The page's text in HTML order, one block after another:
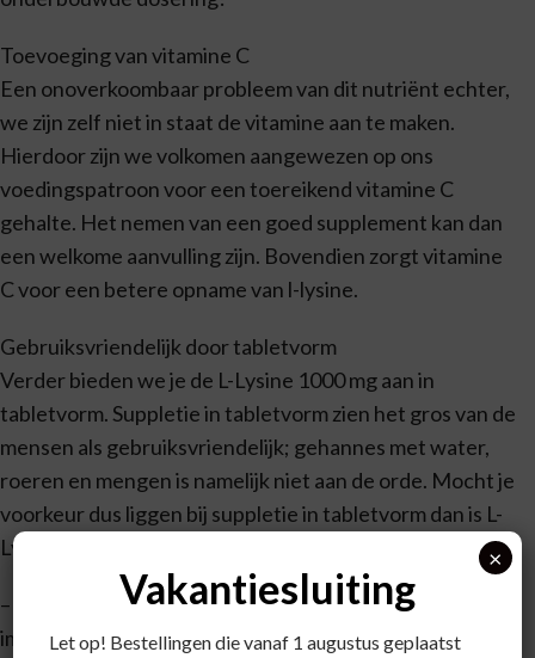
Toevoeging van vitamine C
Een onoverkoombaar probleem van dit nutriënt echter,
we zijn zelf niet in staat de vitamine aan te maken.
Hierdoor zijn we volkomen aangewezen op ons
voedingspatroon voor een toereikend vitamine C
gehalte. Het nemen van een goed supplement kan dan
een welkome aanvulling zijn. Bovendien zorgt vitamine
C voor een betere opname van l-lysine.
Gebruiksvriendelijk door tabletvorm
Verder bieden we je de L-Lysine 1000 mg aan in
tabletvorm. Suppletie in tabletvorm zien het gros van de
mensen als gebruiksvriendelijk; gehannes met water,
roeren en mengen is namelijk niet aan de orde. Mocht je
voorkeur dus liggen bij suppletie in tabletvorm dan is L-
Lysine 1000 een uitstekende keuze!
– Vitamine C heeft een positieve invloed op het
immuunsysteem
Vakantiesluiting
Let op! Bestellingen die vanaf 1 augustus geplaatst
×